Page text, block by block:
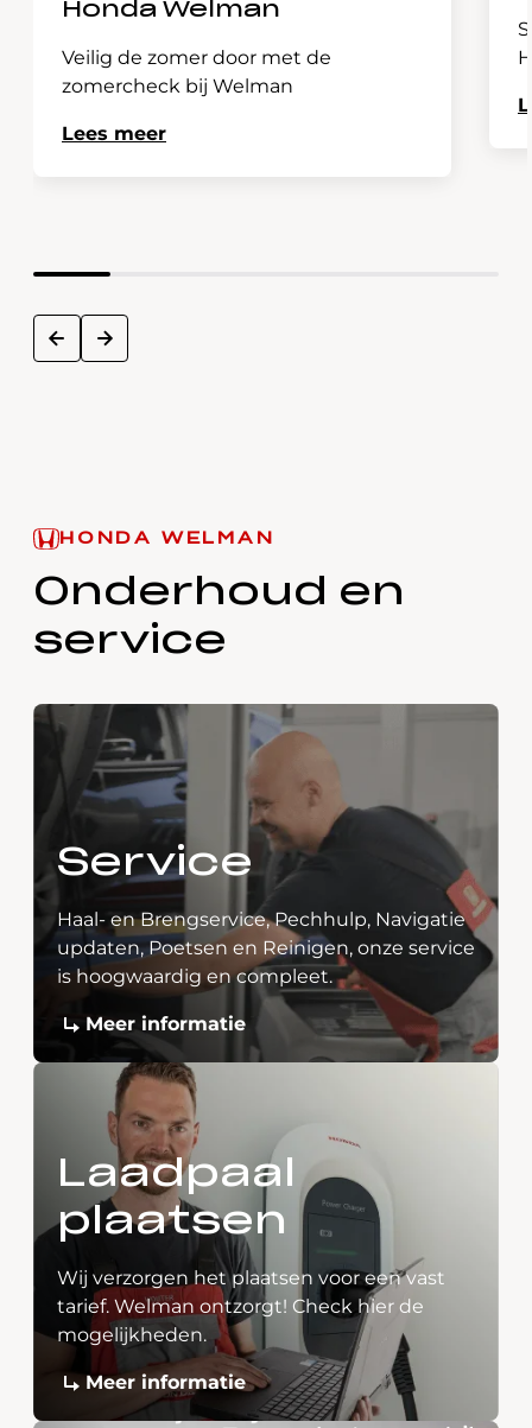
Honda Welman
Veilig de zomer door met de
zomercheck bij Welman
Lees meer
prev next
HONDA WELMAN
Onderhoud en
service
Service
Haal- en Brengservice, Pechhulp, Navigatie
updaten, Poetsen en Reinigen, onze service
is hoogwaardig en compleet.
Meer informatie
Laadpaal
plaatsen
Wij verzorgen het plaatsen voor een vast
tarief. Welman ontzorgt! Check hier de
mogelijkheden.
Meer informatie